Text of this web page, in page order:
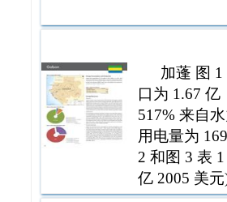
加蓬 图
口为 1.67 亿
517% 来自
用电量为
2 和图 3 表
亿 2005 美